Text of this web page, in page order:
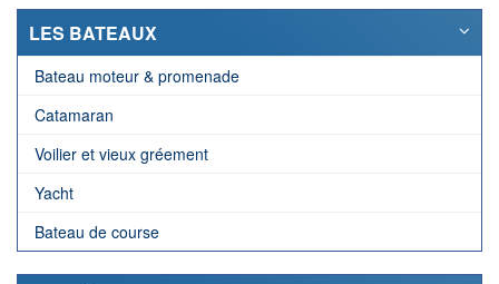
LES BATEAUX
Bateau moteur & promenade
Catamaran
Voilier et vieux gréement
Yacht
Bateau de course